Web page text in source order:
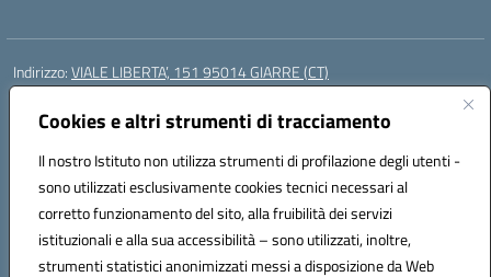
Cookies e altri strumenti di tracciamento
Il nostro Istituto non utilizza strumenti di profilazione degli utenti -
sono utilizzati esclusivamente cookies tecnici necessari al
corretto funzionamento del sito, alla fruibilità dei servizi
istituzionali e alla sua accessibilità – sono utilizzati, inoltre,
strumenti statistici anonimizzati messi a disposizione da Web
Indirizzo:VIALE LIBERTA’, 151 95014 GIARRE (CT)
Centralino:
Posta elettronica certificata (PEC):ctmm151004@pec.istruzione.it
Codice fiscale: 92032760875
Codice meccanografico:CTMM151004
Codice Indice delle Pubbliche Amministrazioni (IPA): cpiacd
Codice unico di fatturazione (CUF): UF783Q